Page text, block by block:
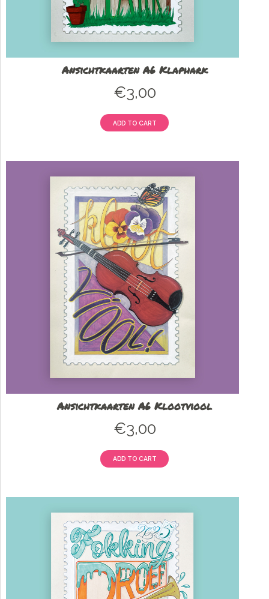
Ansichtkaarten A6 Klaphark
€3,00
ADD TO CART
Ansichtkaarten A6 Klootviool
€3,00
ADD TO CART